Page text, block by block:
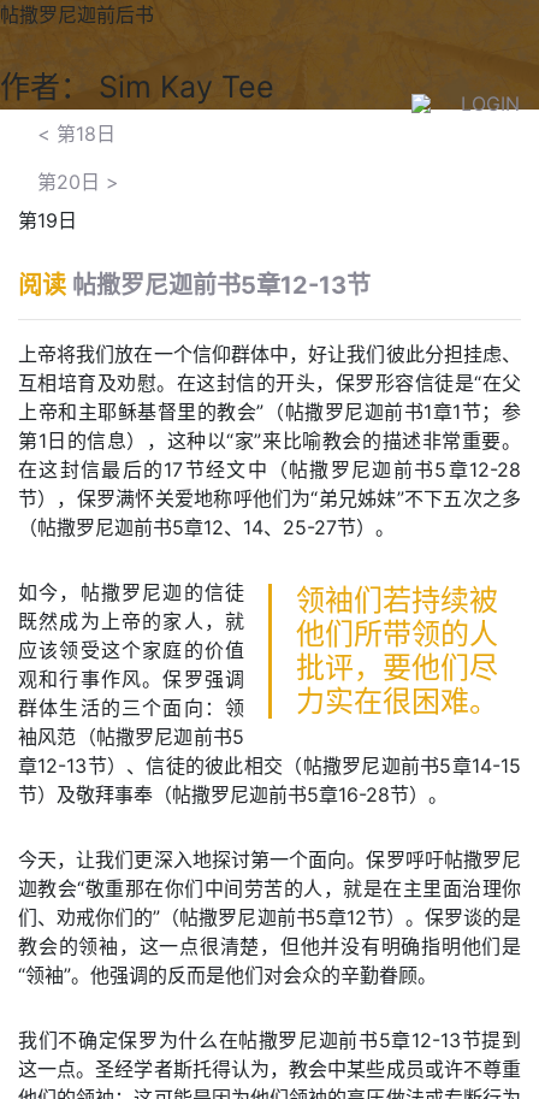
LOGIN
帖撒罗尼迦前后书
作者： Sim Kay Tee
< 第18日
第20日 >
第19日
阅读 帖撒罗尼迦前书5章12-13节
上帝将我们放在一个信仰群体中，好让我们彼此分担挂虑、
互相培育及劝慰。在这封信的开头，保罗形容信徒是“在父
上帝和主耶稣基督里的教会”（帖撒罗尼迦前书1章1节；参
第1日的信息），这种以“家”来比喻教会的描述非常重要。
在这封信最后的17节经文中（帖撒罗尼迦前书5章12-28
节），保罗满怀关爱地称呼他们为“弟兄姊妹”不下五次之多
（帖撒罗尼迦前书5章12、14、25-27节）。
领袖们若持续被
他们所带领的人
批评，要他们尽
力实在很困难。
如今，帖撒罗尼迦的信徒
既然成为上帝的家人，就
应该领受这个家庭的价值
观和行事作风。保罗强调
群体生活的三个面向：领
袖风范（帖撒罗尼迦前书5
章12-13节）、信徒的彼此相交（帖撒罗尼迦前书5章14-15
节）及敬拜事奉（帖撒罗尼迦前书5章16-28节）。
今天，让我们更深入地探讨第一个面向。保罗呼吁帖撒罗尼
迦教会“敬重那在你们中间劳苦的人，就是在主里面治理你
们、劝戒你们的”（帖撒罗尼迦前书5章12节）。保罗谈的是
教会的领袖，这一点很清楚，但他并没有明确指明他们是
“领袖”。他强调的反而是他们对会众的辛勤眷顾。
我们不确定保罗为什么在帖撒罗尼迦前书5章12-13节提到
这一点。圣经学者斯托得认为，教会中某些成员或许不尊重